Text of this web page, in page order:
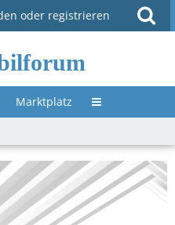
oder registrieren
Marktplatz Untermenü »